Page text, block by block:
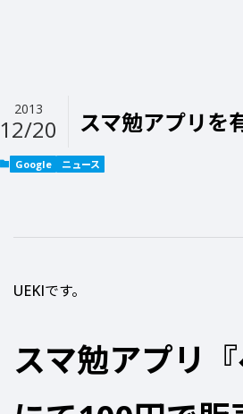
スマ勉アプリを
2013
12/20
Google ニュース
UEKIです。
スマ勉アプリ